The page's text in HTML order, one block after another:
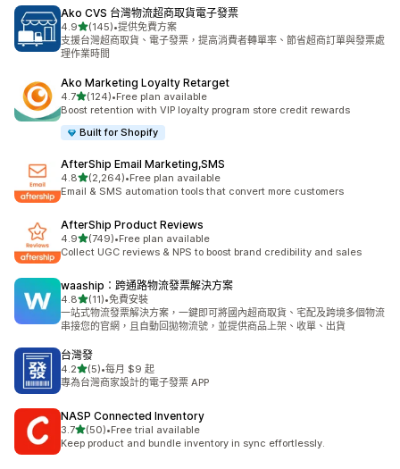
Ako CVS 台灣物流超商取貨電子發票
4.9滿分 5 顆星
(145)
共有 145 則評價
•提供免費方案
支援台灣超商取貨、電子發票，提高消費者轉單率、節省超商訂單與發票處
理作業時間
Ako Marketing Loyalty Retarget
4.7滿分 5 顆星
(124)
共有 124 則評價
•Free plan available
Boost retention with VIP loyalty program store credit rewards
Built for Shopify
AfterShip Email Marketing,SMS
4.8滿分 5 顆星
(2,264)
共有 2264 則評價
•Free plan available
Email & SMS automation tools that convert more customers
AfterShip Product Reviews
4.9滿分 5 顆星
(749)
共有 749 則評價
•Free plan available
Collect UGC reviews & NPS to boost brand credibility and sales
waaship：跨通路物流發票解決方案
4.8滿分 5 顆星
(11)
共有 11 則評價
•免費安裝
一站式物流發票解決方案，一鍵即可將國內超商取貨、宅配及跨境多個物流
串接您的官網，且自動回拋物流號，並提供商品上架、收單、出貨
台灣發
4.2滿分 5 顆星
(5)
共有 5 則評價
•每月 $9 起
專為台灣商家設計的電子發票 APP
NASP Connected Inventory
3.7滿分 5 顆星
(50)
共有 50 則評價
•Free trial available
Keep product and bundle inventory in sync effortlessly.